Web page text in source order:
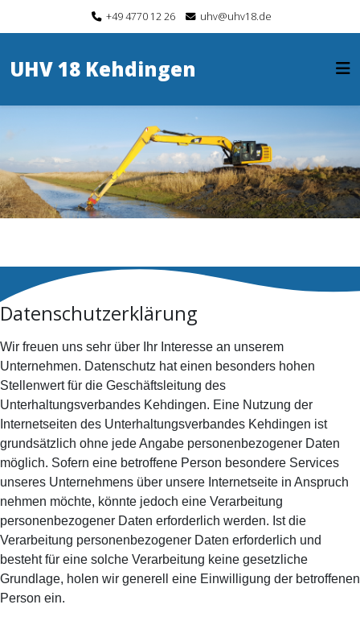
+49 4770 12 26 uhv@uhv18.de
UHV 18 Kehdingen
Datenschutzerklärung
Wir freuen uns sehr über Ihr Interesse an unserem
Unternehmen. Datenschutz hat einen besonders hohen
Stellenwert für die Geschäftsleitung des
Unterhaltungsverbandes Kehdingen. Eine Nutzung der
Internetseiten des Unterhaltungsverbandes Kehdingen ist
grundsätzlich ohne jede Angabe personenbezogener Daten
möglich. Sofern eine betroffene Person besondere Services
unseres Unternehmens über unsere Internetseite in Anspruch
nehmen möchte, könnte jedoch eine Verarbeitung
personenbezogener Daten erforderlich werden. Ist die
Verarbeitung personenbezogener Daten erforderlich und
besteht für eine solche Verarbeitung keine gesetzliche
Grundlage, holen wir generell eine Einwilligung der betroffenen
Person ein.